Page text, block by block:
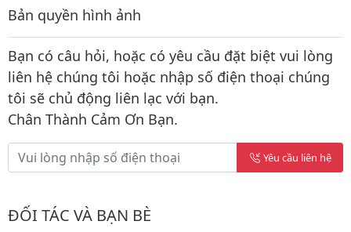
Bản quyền hình ảnh
Bạn có câu hỏi, hoặc có yêu cầu đặt biệt vui lòng
liên hệ chúng tôi hoặc nhập số điện thoại chúng
tôi sẽ chủ động liên lạc với bạn.
Chân Thành Cảm Ơn Bạn.
Yêu cầu liên hệ
ĐỐI TÁC VÀ BẠN BÈ